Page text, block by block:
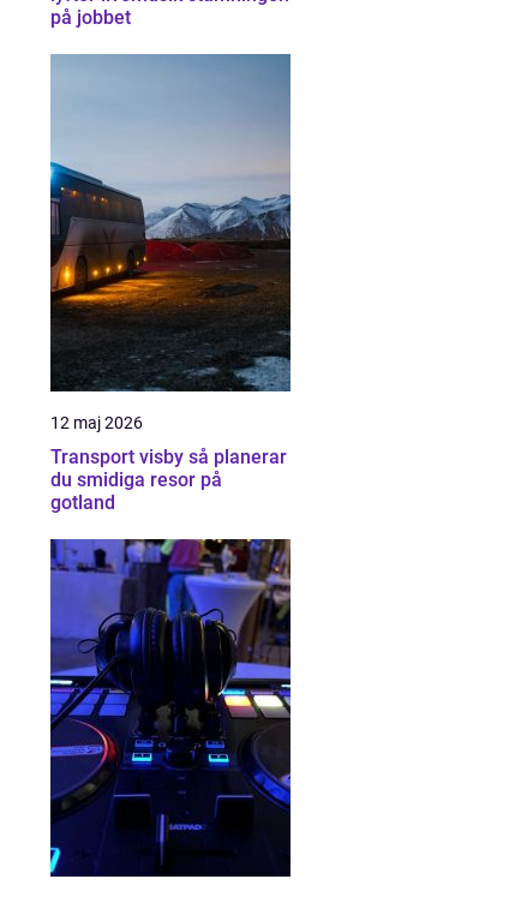
på jobbet
12 maj 2026
Transport visby så planerar
du smidiga resor på
gotland